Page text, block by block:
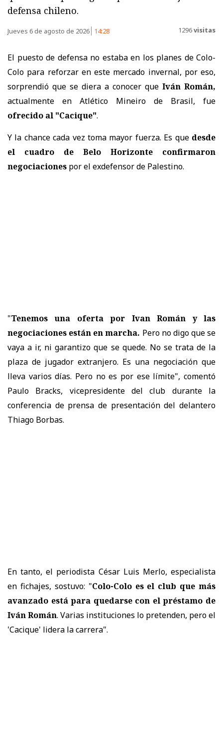
defensa chileno.
Jueves 6 de agosto de 2026 14:28 1296visitas
El puesto de defensa no estaba en los planes de Colo-
Colo para reforzar en este mercado invernal, por eso,
sorprendió que se diera a conocer que Iván Román,
actualmente en Atlético Mineiro de Brasil, fue
ofrecido al "Cacique".
Y la chance cada vez toma mayor fuerza. Es que desde
el cuadro de Belo Horizonte confirmaron
negociaciones por el exdefensor de Palestino.
"Tenemos una oferta por Ivan Román y las
negociaciones están en marcha. Pero no digo que se
vaya a ir, ni garantizo que se quede. No se trata de la
plaza de jugador extranjero. Es una negociación que
lleva varios días. Pero no es por ese límite", comentó
Paulo Bracks, vicepresidente del club durante la
conferencia de prensa de presentación del delantero
Thiago Borbas.
En tanto, el periodista César Luis Merlo, especialista
en fichajes, sostuvo: "Colo-Colo es el club que más
avanzado está para quedarse con el préstamo de
Iván Román. Varias instituciones lo pretenden, pero el
'Cacique' lidera la carrera".